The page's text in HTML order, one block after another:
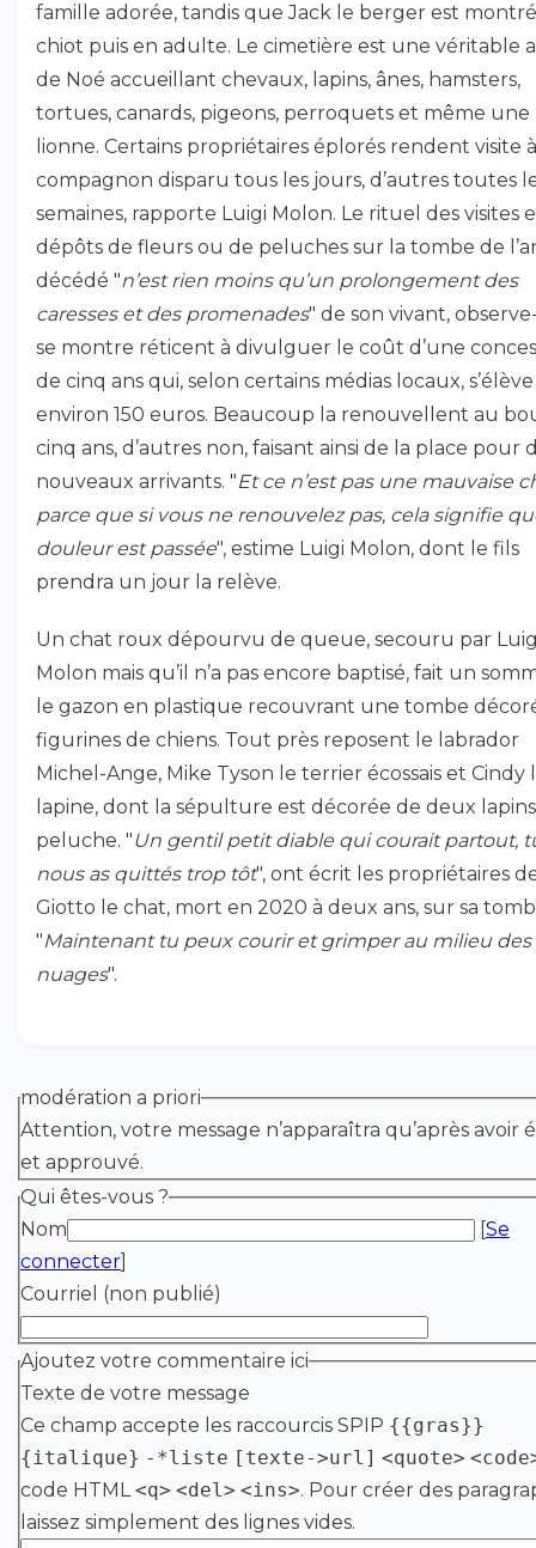
famille adorée, tandis que Jack le berger est
chiot puis en adulte. Le cimetière est une véritable
de Noé accueillant chevaux, lapins, ânes, hamsters,
tortues, canards, pigeons, perroquets et même une
lionne. Certains propriétaires éplorés rendent visite
compagnon disparu tous les jours, d’autres toutes
semaines, rapporte Luigi Molon. Le rituel des visites
dépôts de fleurs ou de peluches sur la tombe de
décédé "n’est rien moins qu’un prolongement des
caresses et des promenades" de son vivant,
se montre réticent à divulguer le coût d’une
de cinq ans qui, selon certains médias locaux, s’élève
environ 150 euros. Beaucoup la renouvellent au
cinq ans, d’autres non, faisant ainsi de la place pour
nouveaux arrivants. "Et ce n’est pas une mauvaise
parce que si vous ne renouvelez pas, cela signifie
douleur est passée", estime Luigi Molon, dont le fils
prendra un jour la relève.
Un chat roux dépourvu de queue, secouru par
Molon mais qu’il n’a pas encore baptisé, fait un
le gazon en plastique recouvrant une tombe
figurines de chiens. Tout près reposent le labrador
Michel-Ange, Mike Tyson le terrier écossais et Cindy
lapine, dont la sépulture est décorée de deux
peluche. "Un gentil petit diable qui courait partout,
nous as quittés trop tôt", ont écrit les propriétaires
Giotto le chat, mort en 2020 à deux ans, sur sa
"Maintenant tu peux courir et grimper au milieu des
nuages".
modération a priori
Attention, votre message n’apparaîtra qu’après avoir
et approuvé.
Qui êtes-vous ?
Nom
Se
connecter
Courriel (non publié)
Ajoutez votre commentaire ici
Texte de votre message
Ce champ accepte les raccourcis SPIP {{gras}}
{italique} -*liste [texte->url] <quote>
code HTML<q> <del> <ins>. Pour créer des
laissez simplement des lignes vides.